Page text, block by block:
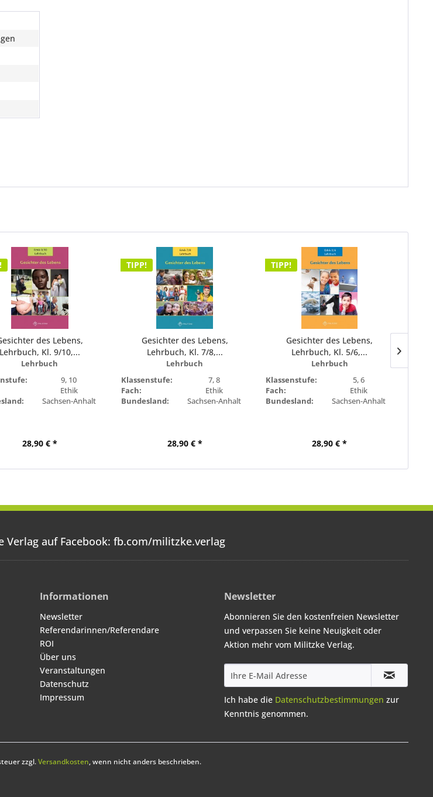
des Lebens,
Lehrbuch, Kl. 9/10,...
Lehrbuch
9, 10
Ethik
Sachsen-Anhalt
28,90 € *
TIPP!
Gesichter des Lebens,
Lehrbuch, Kl. 7/8,...
Lehrbuch
Klassenstufe:
7, 8
Fach:
Ethik
Bundesland:
Sachsen-Anhalt
28,90 € *
TIPP!
Gesichter des Lebens,
Lehrbuch, Kl. 5/6,...
Lehrbuch
Klassenstufe:
5, 6
Fach:
Ethik
Bundesland:
Sachsen-Anhalt
28,90 € *
Verlag auf Facebook: fb.com/militzke.verlag
Informationen
Newsletter
Referendarinnen/Referendare
ROI
Über uns
Veranstaltungen
Datenschutz
Impressum
Newsletter
Abonnieren Sie den kostenfreien Newsletter
und verpassen Sie keine Neuigkeit oder
Aktion mehr vom Militzke Verlag.
Ich habe die Datenschutzbestimmungen zur
Kenntnis genommen.
zzgl.Versandkosten, wenn nicht anders beschrieben.